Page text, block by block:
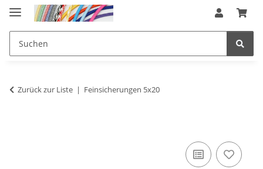
Zurück zur Liste Feinsicherungen 5x20